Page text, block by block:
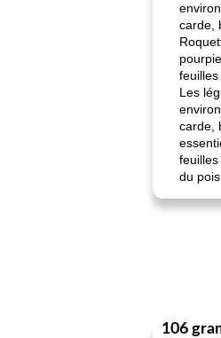
carde,
Les
carde,
du
106